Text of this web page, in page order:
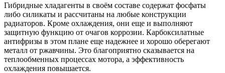
Гибридные хладагенты в своём составе содержат фосфаты
либо силикаты и рассчитаны на любые конструкции
радиаторов. Кроме охлаждения, они еще и выполняют
защитную функцию от очагов коррозии. Карбоксилатные
антифризы в этом плане еще надежнее и хорошо оберегают
металл от ржавчины. Это благоприятно сказывается на
теплообменных процессах мотора, а эффективность
охлаждения повышается.